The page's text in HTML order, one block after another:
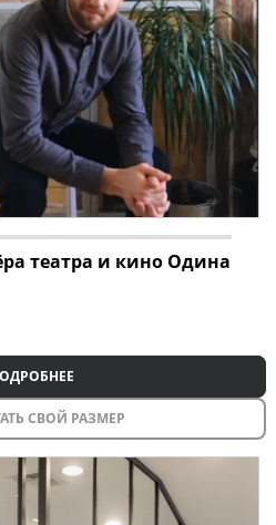
театра и кино Одина
СВОЙ РАЗМЕР